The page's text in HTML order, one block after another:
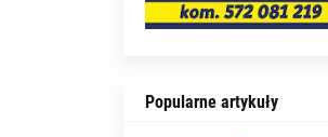
Popularne artykuły